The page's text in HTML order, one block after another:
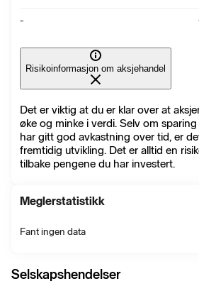
-
Risikoinformasjon om aksjehandel
Det er viktig at du er klar over at
øke og minke i verdi. Selv om
har gitt god avkastning over tid, er
fremtidig utvikling. Det er alltid en
tilbake pengene du har investert.
Meglerstatistikk
Fant ingen data
Selskapshendelser